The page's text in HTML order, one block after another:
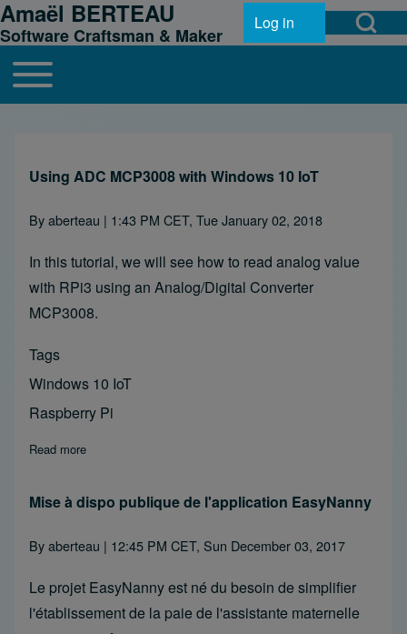
Skip to header
Skip to main navigation
Skip to main content
Skip to footer
Close search
Open Search
User account menu
Log in
Amaël BERTEAU
Software Craftsman & Maker
Main navigation
Toggle main menu
Using ADC MCP3008 with Windows 10 IoT
Byaberteau | 1:43 PM CET, Tue January 02, 2018
In this tutorial, we will see how to read analog value
with RPi3 using an Analog/Digital Converter
MCP3008.
Tags
Windows 10 IoT
Raspberry Pi
Read more
Mise à dispo publique de l'application EasyNanny
Byaberteau | 12:45 PM CET, Sun December 03, 2017
Le projet EasyNanny est né du besoin de simplifier
l'établissement de la paie de l'assistante maternelle